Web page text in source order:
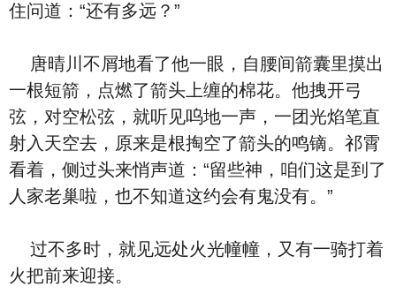
住问道：“还有多远？”
唐晴川不屑地看了他一眼，自腰间箭囊里摸出
一根短箭，点燃了箭头上缠的棉花。他拽开弓
弦，对空松弦，就听见呜地一声，一团光焰笔直
射入天空去，原来是根掏空了箭头的鸣镝。祁霄
看着，侧过头来悄声道：“留些神，咱们这是到了
人家老巢啦，也不知道这约会有鬼没有。”
过不多时，就见远处火光幢幢，又有一骑打着
火把前来迎接。